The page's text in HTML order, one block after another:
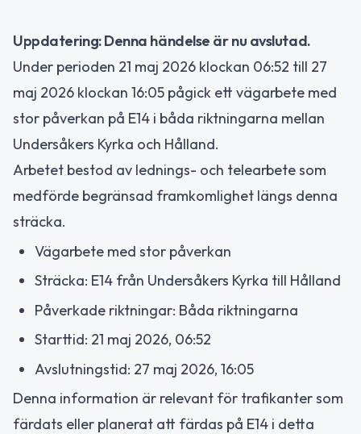
Uppdatering: Denna händelse är nu avslutad.
Under perioden 21 maj 2026 klockan 06:52 till 27
maj 2026 klockan 16:05 pågick ett vägarbete med
stor påverkan på E14 i båda riktningarna mellan
Undersåkers Kyrka och Hålland.
Arbetet bestod av lednings- och telearbete som
medförde begränsad framkomlighet längs denna
sträcka.
Vägarbete med stor påverkan
Sträcka: E14 från Undersåkers Kyrka till Hålland
Påverkade riktningar: Båda riktningarna
Starttid: 21 maj 2026, 06:52
Avslutningstid: 27 maj 2026, 16:05
Denna information är relevant för trafikanter som
färdats eller planerat att färdas på E14 i detta